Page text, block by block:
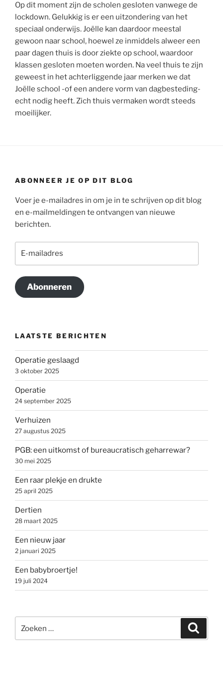
Op dit moment zijn de scholen gesloten vanwege de
lockdown. Gelukkig is er een uitzondering van het
speciaal onderwijs. Joëlle kan daardoor meestal
gewoon naar school, hoewel ze inmiddels alweer een
paar dagen thuis is door ziekte op school, waardoor
klassen gesloten moeten worden. Na veel thuis te zijn
geweest in het achterliggende jaar merken we dat
Joëlle school -of een andere vorm van dagbesteding-
echt nodig heeft. Zich thuis vermaken wordt steeds
moeilijker.
ABONNEER JE OP DIT BLOG
Voer je e-mailadres in om je in te schrijven op dit blog
en e-mailmeldingen te ontvangen van nieuwe
berichten.
Abonneren
LAATSTE BERICHTEN
Operatie geslaagd
3 oktober 2025
Operatie
24 september 2025
Verhuizen
27 augustus 2025
PGB: een uitkomst of bureaucratisch geharrewar?
30 mei 2025
Een raar plekje en drukte
25 april 2025
Dertien
28 maart 2025
Een nieuw jaar
2 januari 2025
Een babybroertje!
19 juli 2024
naar: